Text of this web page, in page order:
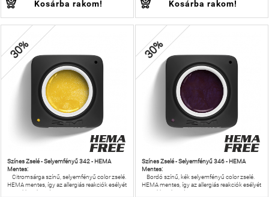
Kosárba rakom! Kosárba rakom!
30%
Színes Zselé - Selyemfényű 342 - HEMA
Mentes:
Citromsárga színű, selyemfényű color zselé.
HEMA mentes, így az allergiás reakciók esélyét
is csökkentheted!
30%
Színes Zselé - Selyemfényű 346 - HEMA
Mentes:
Bordó színű, kék selyemfényű color zselé.
HEMA mentes, így az allergiás reakciók esélyét
is csökkentheted!